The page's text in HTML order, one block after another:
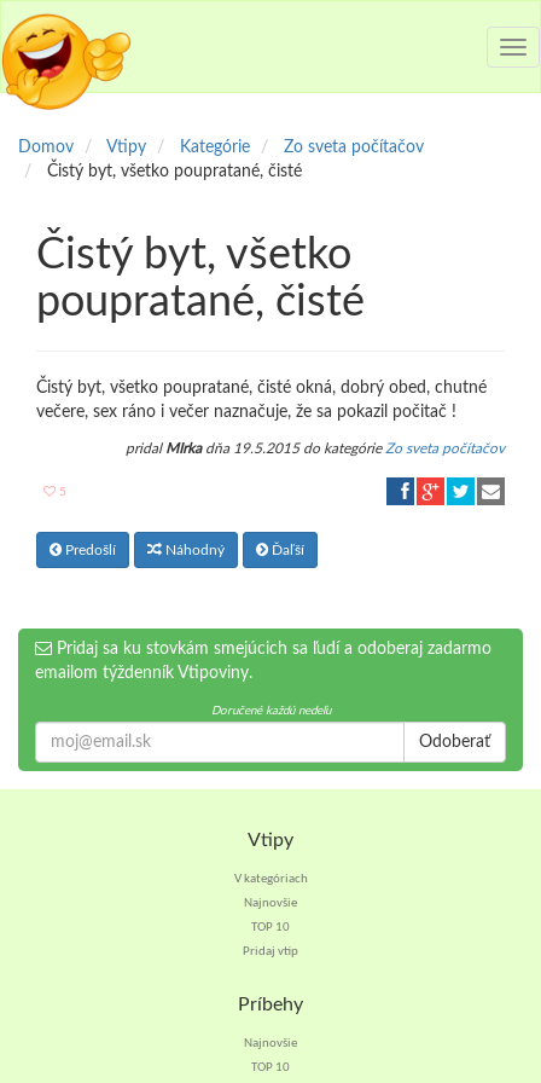
Domov Vtipy Kategórie
Zo sveta počítačov
Čistý byt, všetko poupratané, čisté
Čistý byt, všetko
poupratané, čisté
Čistý byt, všetko poupratané, čisté okná, dobrý obed, chutné
večere, sex ráno i večer naznačuje, že sa pokazil počitač !
pridal MIrkadňa 19.5.2015 do kategórie Zo sveta počítačov
5
Predošlí Náhodný Ďaľší
Pridaj sa ku stovkám smejúcich sa ľudí a odoberaj zadarmo
emailom týždenník Vtipoviny.
Doručené každú nedeľu
Odoberať
Vtipy
V kategóriach
Najnovšie
TOP 10
Pridaj vtip
Príbehy
Najnovšie
TOP 10